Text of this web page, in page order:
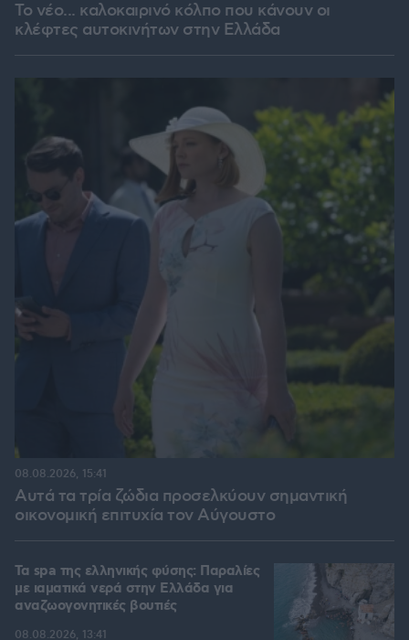
Το νέο... καλοκαιρινό κόλπο που κάνουν οι
κλέφτες αυτοκινήτων στην Ελλάδα
Αυτά τα τρία ζώδια προσελκύουν σημαντική
οικονομική επιτυχία τον Αύγουστο
08.08.2026, 15:41
Τα spa της ελληνικής φύσης: Παραλίες
με ιαματικά νερά στην Ελλάδα για
αναζωογονητικές βουτιές
08.08.2026, 13:41